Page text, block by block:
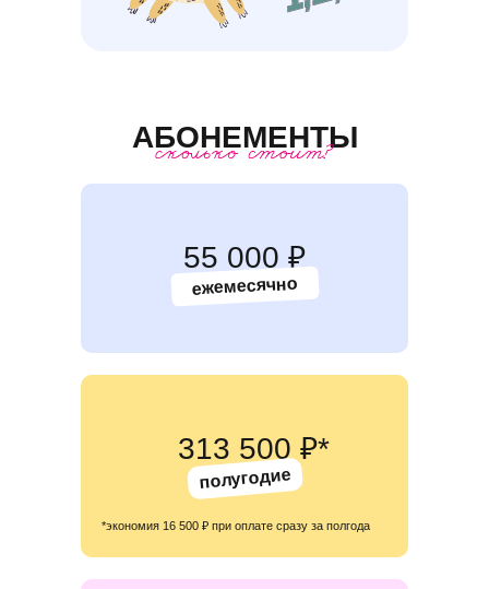
АБОНЕМЕНТЫ
*экономия 16 500 ₽ при оплате сразу за полгода
55 000 ₽
ежемесячно
313 500 ₽*
полугодие